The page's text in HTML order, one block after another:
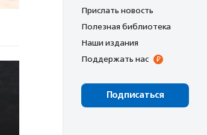
Прислать новость
Полезная библиотека
Наши издания
Поддержать нас
Подписаться